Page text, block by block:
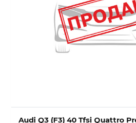
Audi Q3 (F3) 40 Tfsi Quattro